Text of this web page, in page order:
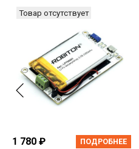
Товар отсутствует
1 780 ₽ ПОДРОБНЕЕ